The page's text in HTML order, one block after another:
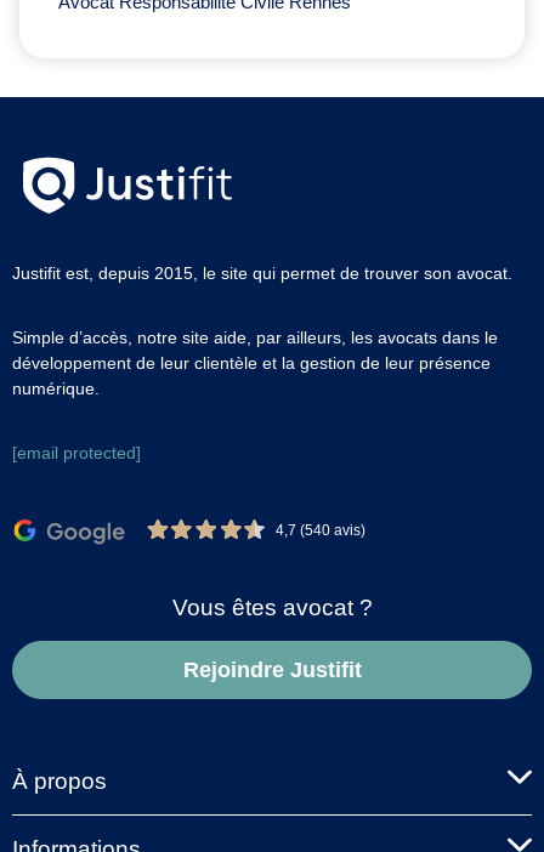
Justifit est, depuis 2015, le site qui permet de trouver son avocat.
Simple d’accès, notre site aide, par ailleurs, les avocats dans le
développement de leur clientèle et la gestion de leur présence
numérique.
[email protected]
4,7 (540 avis)
Vous êtes avocat ?
Rejoindre Justifit
À propos